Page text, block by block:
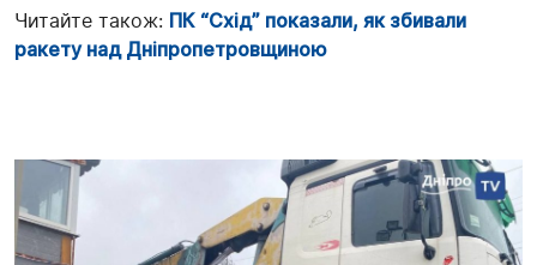
Читайте також: ПК “Схід” показали, як збивали
ракету над Дніпропетровщиною